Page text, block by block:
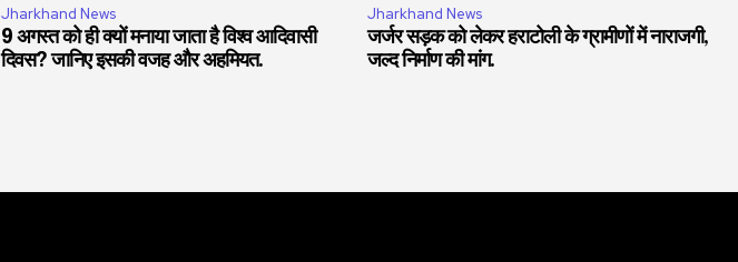
Jharkhand News
9 अगस्त को ही क्यों मनाया जाता है विश्व आदिवासी
दिवस? जानिए इसकी वजह और अहमियत.
Jharkhand News
जर्जर सड़क को लेकर हराटोली के ग्रामीणों में नाराजगी,
जल्द निर्माण की मांग.